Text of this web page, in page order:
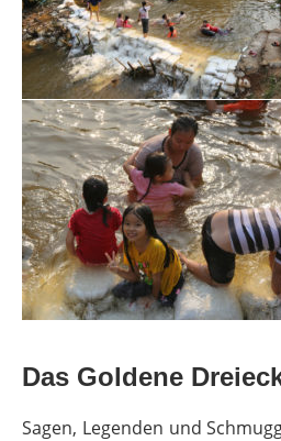
Das Goldene
Sagen, Legenden und